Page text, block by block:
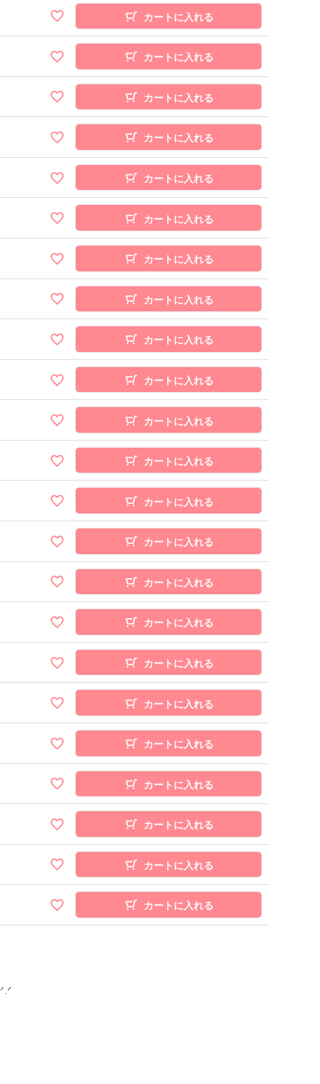
カートに入れる
カートに入れる
カートに入れる
カートに入れる
カートに入れる
カートに入れる
カートに入れる
カートに入れる
カートに入れる
カートに入れる
カートに入れる
カートに入れる
カートに入れる
カートに入れる
カートに入れる
カートに入れる
カートに入れる
カートに入れる
カートに入れる
カートに入れる
カートに入れる
カートに入れる
カートに入れる